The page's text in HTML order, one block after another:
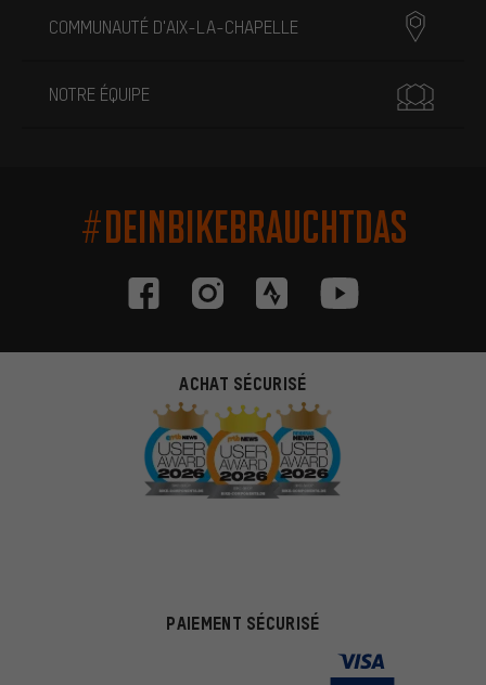
COMMUNAUTÉ D'AIX-LA-CHAPELLE
NOTRE ÉQUIPE
#DEINBIKEBRAUCHTDAS
ACHAT SÉCURISÉ
PAIEMENT SÉCURISÉ